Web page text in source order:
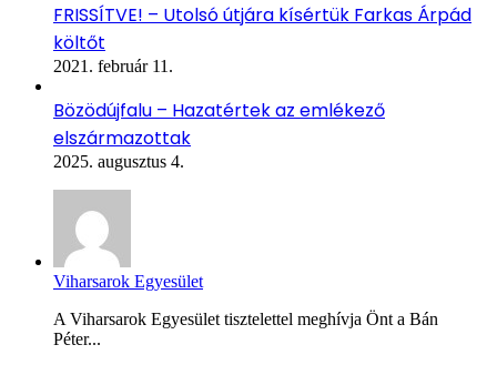
FRISSÍTVE! – Utolsó útjára kísértük Farkas Árpád
költőt
2021. február 11.
Bözödújfalu – Hazatértek az emlékező
elszármazottak
2025. augusztus 4.
Viharsarok Egyesület
A Viharsarok Egyesület tisztelettel meghívja Önt a Bán
Péter...